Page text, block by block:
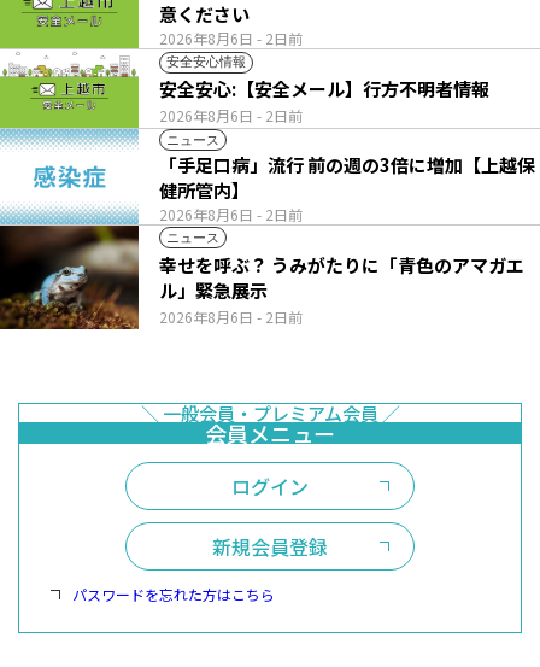
2026年8月6日 - 2日前
意ください
安全安心情報
2026年8月6日 - 2日前
安全安心:【安全メール】行方不明者情報
ニュース
2026年8月6日 - 2日前
「手足口病」流行 前の週の3倍に増加【上越保
健所管内】
ニュース
2026年8月6日 - 2日前
幸せを呼ぶ？ うみがたりに「青色のアマガエ
ル」緊急展示
ログイン
新規会員登録
パスワードを忘れた方はこちら